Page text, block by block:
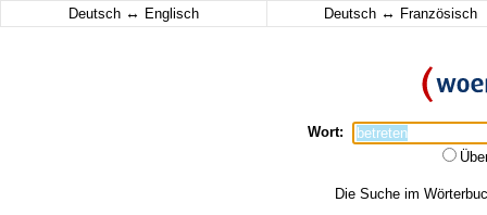
Deutsch ↔ Englisch Deutsch ↔ Französisch
Wort:
Die Suche im